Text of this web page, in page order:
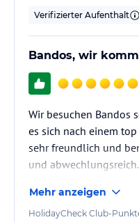
Verifizierter Aufenthalt
Bandos, wir
Wir besuchen Bandos
es sich nach einem
sehr freundlich und
und
auf dem neusten Stand
Mehr anzeigen
HolidayCheck Club-